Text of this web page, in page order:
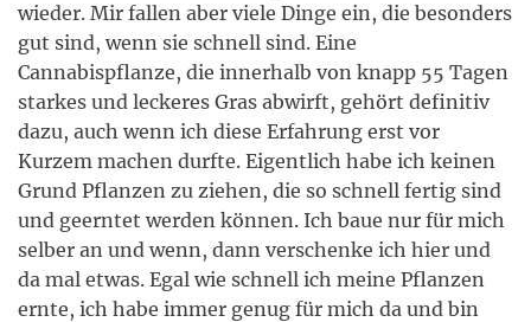
wieder. Mir fallen aber viele Dinge ein, die besonders
gut sind, wenn sie schnell sind. Eine
Cannabispflanze, die innerhalb von knapp 55 Tagen
starkes und leckeres Gras abwirft, gehört definitiv
dazu, auch wenn ich diese Erfahrung erst vor
Kurzem machen durfte. Eigentlich habe ich keinen
Grund Pflanzen zu ziehen, die so schnell fertig sind
und geerntet werden können. Ich baue nur für mich
selber an und wenn, dann verschenke ich hier und
da mal etwas. Egal wie schnell ich meine Pflanzen
ernte, ich habe immer genug für mich da und bin